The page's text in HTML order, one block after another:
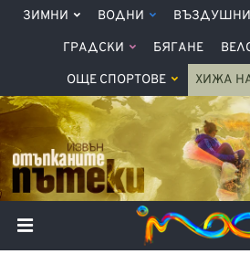
ЗИМНИ ВОДНИ ВЪЗДУШНИ
ГРАДСКИ БЯГАНЕ
ОЩЕ СПОРТОВЕ ХИЖА